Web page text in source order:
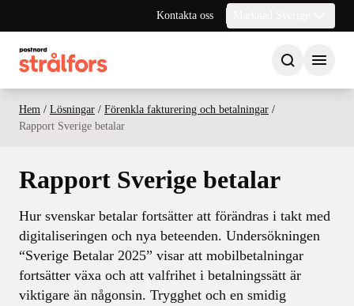
Kontakta oss
Hem / Lösningar / Förenkla fakturering och betalningar /
Rapport Sverige betalar
Rapport Sverige betalar
Hur svenskar betalar fortsätter att förändras i takt med
digitaliseringen och nya beteenden. Undersökningen
“Sverige Betalar 2025” visar att mobilbetalningar
fortsätter växa och att valfrihet i betalningssätt är
viktigare än någonsin. Trygghet och en smidig